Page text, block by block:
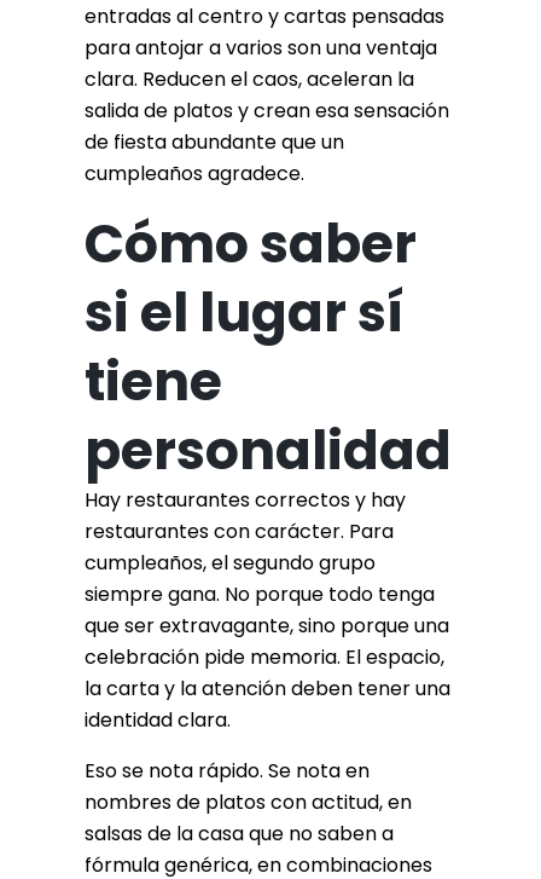
entradas al centro y cartas pensadas
para antojar a varios son una ventaja
clara. Reducen el caos, aceleran la
salida de platos y crean esa sensación
de fiesta abundante que un
cumpleaños agradece.
Cómo saber
si el lugar sí
tiene
personalidad
Hay restaurantes correctos y hay
restaurantes con carácter. Para
cumpleaños, el segundo grupo
siempre gana. No porque todo tenga
que ser extravagante, sino porque una
celebración pide memoria. El espacio,
la carta y la atención deben tener una
identidad clara.
Eso se nota rápido. Se nota en
nombres de platos con actitud, en
salsas de la casa que no saben a
fórmula genérica, en combinaciones